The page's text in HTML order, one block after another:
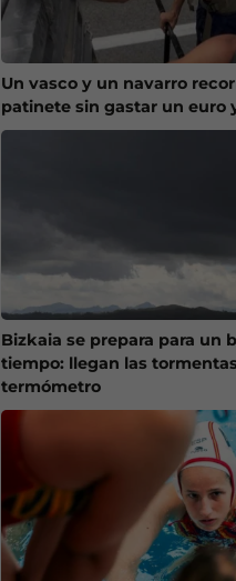
Un vasco y un navarro
patinete sin gastar un euro
Bizkaia se prepara para un
tiempo: llegan las
termómetro